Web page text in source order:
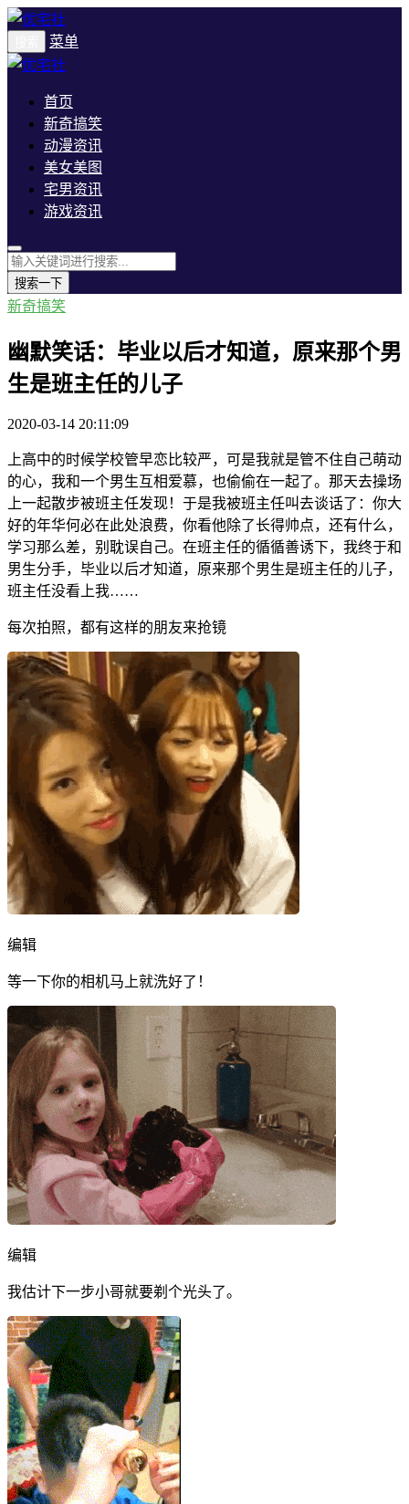
菜单
首页
新奇搞笑
动漫资讯
美女美图
宅男资讯
游戏资讯
搜索一下
新奇搞笑
幽默笑话：毕业以后才知道，原来那个男
生是班主任的儿子
2020-03-14 20:11:09
上高中的时候学校管早恋比较严，可是我就是管不住自己萌动
的心，我和一个男生互相爱慕，也偷偷在一起了。那天去操场
上一起散步被班主任发现！于是我被班主任叫去谈话了：你大
好的年华何必在此处浪费，你看他除了长得帅点，还有什么，
学习那么差，别耽误自己。在班主任的循循善诱下，我终于和
男生分手，毕业以后才知道，原来那个男生是班主任的儿子，
班主任没看上我……
每次拍照，都有这样的朋友来抢镜
编辑
等一下你的相机马上就洗好了！
编辑
我估计下一步小哥就要剃个光头了。